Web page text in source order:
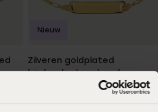
Zilveren goldplated
kinderplaatarmband
Nieuw